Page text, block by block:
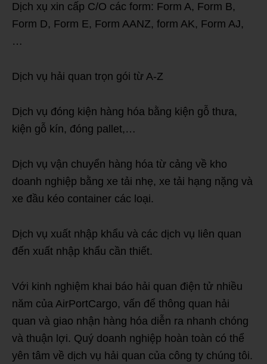
Dịch xụ xin cấp C/O các form: Form A, Form B,
Form D, Form E, Form AANZ, form AK, Form AJ,
…
Dịch vụ hải quan trọn gói từ A-Z
Dịch vụ đóng kiện hàng hóa bằng kiện gỗ thưa,
kiện gỗ kín, đóng pallet,…
Dịch vụ vận chuyển hàng hóa từ cảng về kho
doanh nghiệp bằng xe tải nhẹ, xe tải hạng nặng và
xe đầu kéo container các loại.
Dịch vụ xuất nhập khẩu và các dịch vụ liên quan
đến xuất nhập khẩu cần thiết.
Với kinh nghiệm khai báo hải quan điện tử nhiều
năm của AirPortCargo, vấn để thông quan hải
quan và giao nhận hàng hóa diễn ra nhanh chóng
và thuận lợi. Quý doanh nghiệp hoàn toàn có thể
yên tâm về dịch vụ hải quan của công ty chúng tôi.